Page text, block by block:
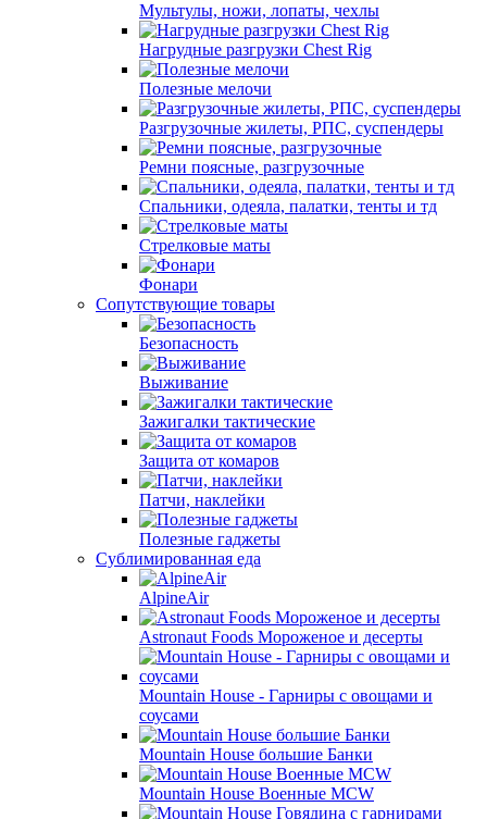
Мультулы, ножи, лопаты, чехлы
Нагрудные разгрузки Chest Rig
Полезные мелочи
Разгрузочные жилеты, РПС, суспендеры
Ремни поясные, разгрузочные
Спальники, одеяла, палатки, тенты и тд
Стрелковые маты
Фонари
Сопутствующие товары
Безопасность
Выживание
Зажигалки тактические
Защита от комаров
Патчи, наклейки
Полезные гаджеты
Сублимированная еда
AlpineAir
Astronaut Foods Мороженое и десерты
Mountain House - Гарниры с овощами и
соусами
Mountain House большие Банки
Mountain House Военные MCW